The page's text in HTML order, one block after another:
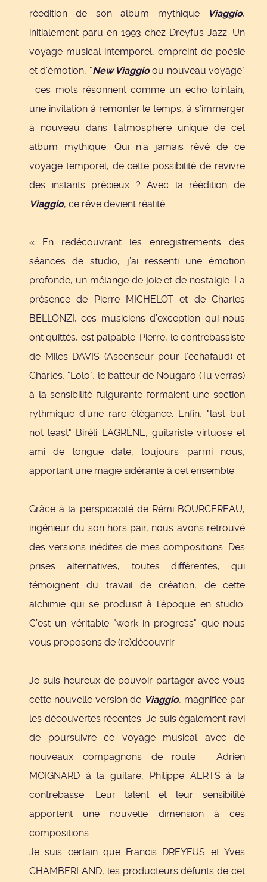
réédition de son album mythique Viaggio,
initialement paru en 1993 chez Dreyfus Jazz. Un
voyage musical intemporel, empreint de poésie
et d’émotion, "New Viaggioou nouveau voyage"
: ces mots résonnent comme un écho lointain,
une invitation à remonter le temps, à s’immerger
à nouveau dans l’atmosphère unique de cet
album mythique. Qui n’a jamais rêvé de ce
voyage temporel, de cette possibilité de revivre
des instants précieux ? Avec la réédition de
Viaggio, ce rêve devient réalité.
« En redécouvrant les enregistrements des
séances de studio, j’ai ressenti une émotion
profonde, un mélange de joie et de nostalgie. La
présence de Pierre MICHELOT et de Charles
BELLONZI, ces musiciens d’exception qui nous
ont quittés, est palpable. Pierre, le contrebassiste
de Miles DAVIS (Ascenseur pour l’échafaud) et
Charles, "Lolo", le batteur de Nougaro (Tu verras)
à la sensibilité fulgurante formaient une section
rythmique d’une rare élégance. Enfin, "last but
not least" Biréli LAGRÈNE, guitariste virtuose et
ami de longue date, toujours parmi nous,
apportant une magie sidérante à cet ensemble.
Grâce à la perspicacité de Rémi BOURCEREAU,
ingénieur du son hors pair, nous avons retrouvé
des versions inédites de mes compositions. Des
prises alternatives, toutes différentes, qui
témoignent du travail de création, de cette
alchimie qui se produisit à l’époque en studio.
C’est un véritable "work in progress" que nous
vous proposons de (re)découvrir.
Je suis heureux de pouvoir partager avec vous
cette nouvelle version de Viaggio, magnifiée par
les découvertes récentes. Je suis également ravi
de poursuivre ce voyage musical avec de
nouveaux compagnons de route : Adrien
MOIGNARD à la guitare, Philippe AERTS à la
contrebasse. Leur talent et leur sensibilité
apportent une nouvelle dimension à ces
compositions.
Je suis certain que Francis DREYFUS et Yves
CHAMBERLAND, les producteurs défunts de cet